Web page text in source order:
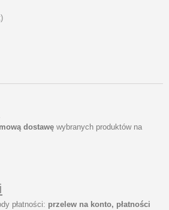
dostawę wybranych produktów na
płatności: przelew na konto, płatności